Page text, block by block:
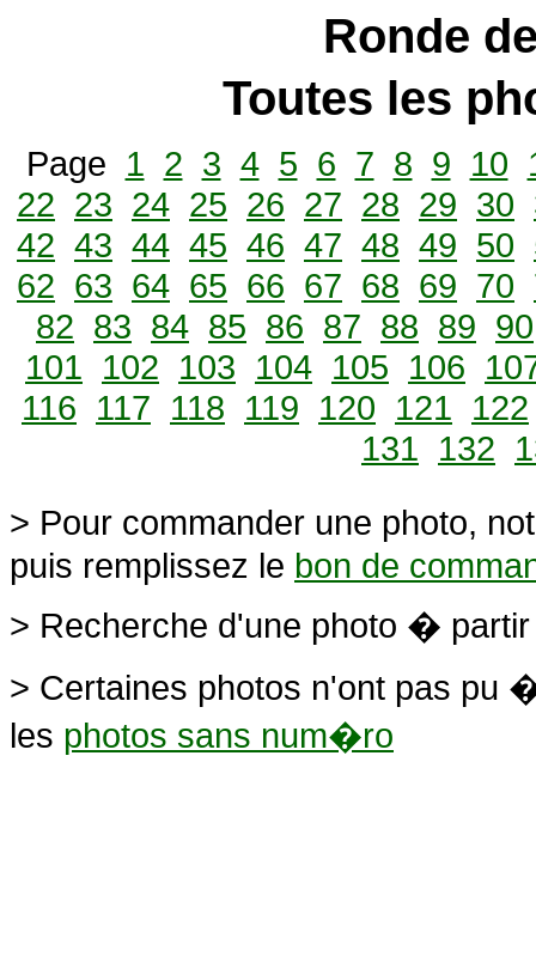
Ronde
Toutes les
Page 1 2 3 4 5 6 7 8 9 10
22 23 24 25 26 27 28 29 30
42 43 44 45 46 47 48 49 50
62 63 64 65 66 67 68 69 70
82 83 84 85 86 87 88 89 90
101 102 103 104 105 106
116 117 118 119 120 121 122
131 132
> Pour commander une photo,
puis remplissez le bon de
> Recherche d'une photo �
> Certaines photos n'ont pas
les photos sans num�ro